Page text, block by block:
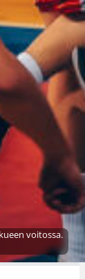
voitossa.